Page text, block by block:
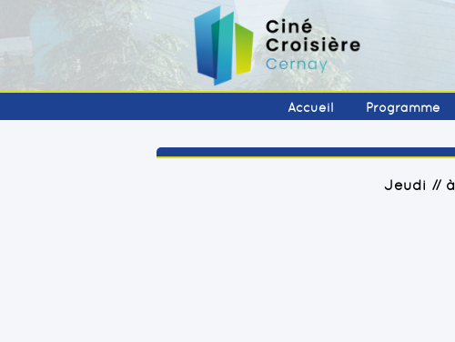
Accueil Programme
Jeudi // à